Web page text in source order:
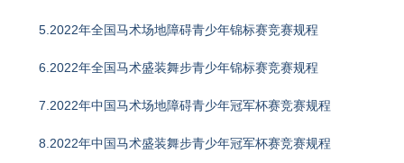
5.2022年全国马术场地障碍青少年锦标赛竞赛规程
6.2022年全国马术盛装舞步青少年锦标赛竞赛规程
7.2022年中国马术场地障碍青少年冠军杯赛竞赛规程
8.2022年中国马术盛装舞步青少年冠军杯赛竞赛规程